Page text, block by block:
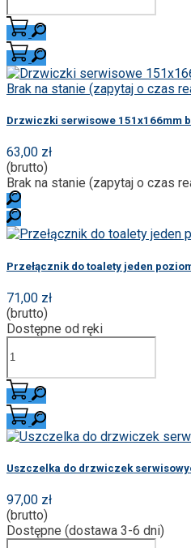
Brak na stanie (zapytaj o czas
Drzwiczki serwisowe 151x166mm
63,00 zł
(brutto)
Brak na stanie (zapytaj o czas
Przełącznik do toalety jeden
71,00 zł
(brutto)
Dostępne od ręki
Uszczelka do drzwiczek
97,00 zł
(brutto)
Dostępne (dostawa 3-6 dni)